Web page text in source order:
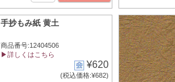
手抄もみ紙 黄土
商品番号:12404506
▶詳しくはこちら
¥620
(税込価格:¥682)